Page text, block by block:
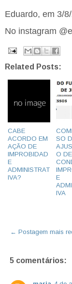
Eduardo, em 3/
No instagram
Related Posts:
CABE
ACORDO EM
AÇÃO DE
IMPROBIDAD
E
ADMINISTRAT
IVA?
SO
O DE
E
IVA
← Postagem mais
5 comentários: